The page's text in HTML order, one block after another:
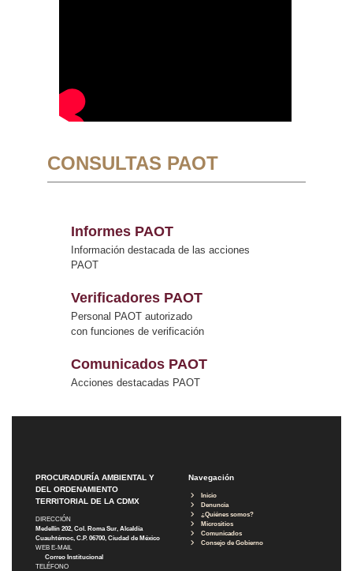
CONSULTAS PAOT
Informes PAOT
Información destacada de las acciones
PAOT
Verificadores PAOT
Personal PAOT autorizado
con funciones de verificación
Comunicados PAOT
Acciones destacadas PAOT
PROCURADURÍA AMBIENTAL Y
DEL ORDENAMIENTO
TERRITORIAL DE LA CDMX
DIRECCIÓN
Medellín 202, Col. Roma Sur, Alcaldía
Cuauhtémoc, C.P. 06700, Ciudad de México
WEB E-MAIL
Correo Institucional
TELÉFONO
Navegación
Inicio
Denuncia
¿Quiénes somos?
Micrositios
Comunicados
Consejo de Gobierno